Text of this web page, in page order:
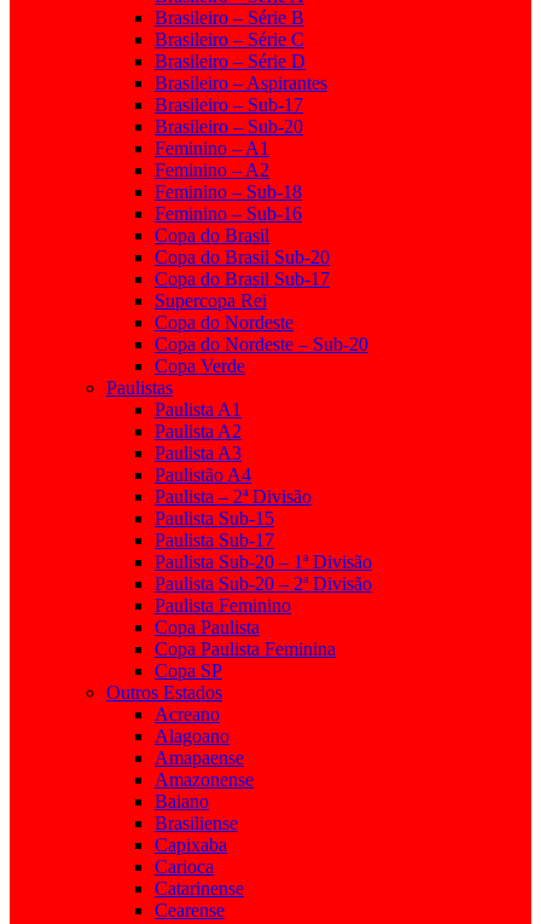
Brasileiro – Série B
Brasileiro – Série C
Brasileiro – Série D
Brasileiro – Aspirantes
Brasileiro – Sub-17
Brasileiro – Sub-20
Feminino – A1
Feminino – A2
Feminino – Sub-18
Feminino – Sub-16
Copa do Brasil
Copa do Brasil Sub-20
Copa do Brasil Sub-17
Supercopa Rei
Copa do Nordeste
Copa do Nordeste – Sub-20
Copa Verde
Paulistas
Paulista A1
Paulista A2
Paulista A3
Paulistão A4
Paulista – 2ª Divisão
Paulista Sub-15
Paulista Sub-17
Paulista Sub-20 – 1ª Divisão
Paulista Sub-20 – 2ª Divisão
Paulista Feminino
Copa Paulista
Copa Paulista Feminina
Copa SP
Outros Estados
Acreano
Alagoano
Amapaense
Amazonense
Baiano
Brasiliense
Capixaba
Carioca
Catarinense
Cearense